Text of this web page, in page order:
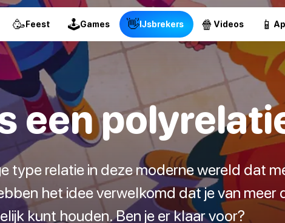
🥳Feest 🕹Games 👋IJsbrekers 🍿 Videos 📱
een
type relatie in deze moderne wereld dat
het idee verwelkomd dat je van meer
kunt houden. Ben je er klaar voor?